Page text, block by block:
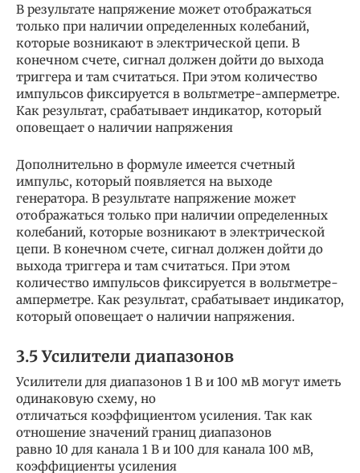
В результате напряжение может отображаться
только при наличии определенных колебаний,
которые возникают в электрической цепи. В
конечном счете, сигнал должен дойти до выхода
триггера и там считаться. При этом количество
импульсов фиксируется в вольтметре-амперметре.
Как результат, срабатывает индикатор, который
оповещает о наличии напряжения
Дополнительно в формуле имеется счетный
импульс, который появляется на выходе
генератора. В результате напряжение может
отображаться только при наличии определенных
колебаний, которые возникают в электрической
цепи. В конечном счете, сигнал должен дойти до
выхода триггера и там считаться. При этом
количество импульсов фиксируется в вольтметре-
амперметре. Как результат, срабатывает индикатор,
который оповещает о наличии напряжения.
3.5 Усилители диапазонов
Усилители для диапазонов 1 В и 100 мВ могут иметь
одинаковую схему, но
отличаться коэффициентом усиления. Так как
отношение значений границ диапазонов
равно 10 для канала 1 В и 100 для канала 100 мВ,
коэффициенты усиления